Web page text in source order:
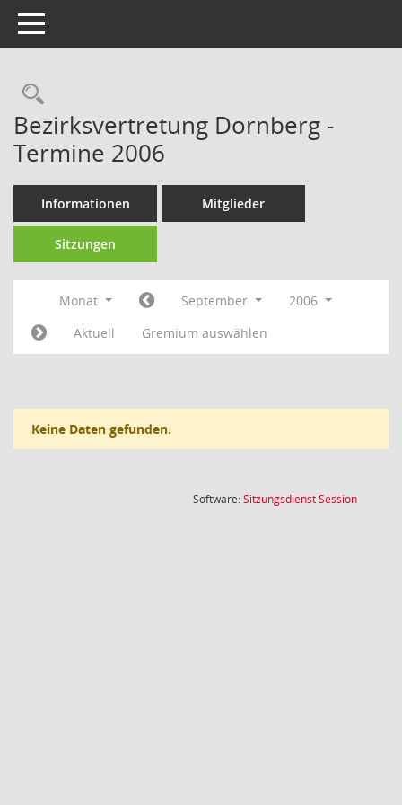
Toggle navigation
Rechercheauswahl
Bezirksvertretung Dornberg -
Termine 2006
Informationen Mitglieder
Sitzungen
Monat September
2006
Aktuell
Gremium auswählen
Keine Daten gefunden.
Software:SitzungsdienstSession(Wird in